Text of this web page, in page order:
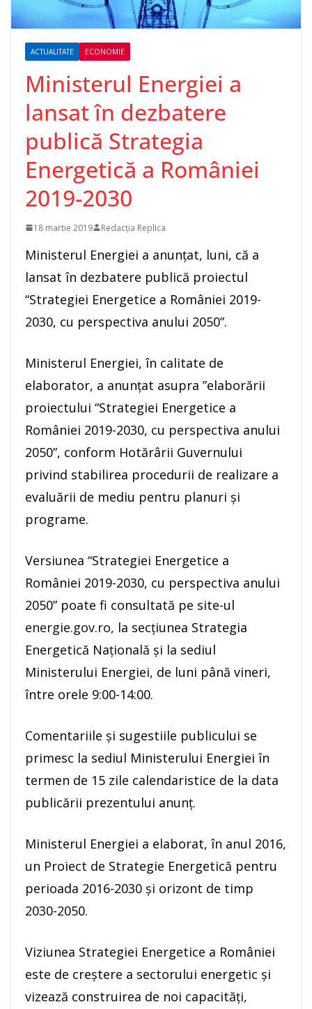
ACTUALITATE ECONOMIE
Ministerul Energiei a
lansat în dezbatere
publică Strategia
Energetică a României
2019-2030
18 martie 2019 Redacția Replica
Ministerul Energiei a anunţat, luni, că a
lansat în dezbatere publică proiectul
“Strategiei Energetice a României 2019-
2030, cu perspectiva anului 2050”.
Ministerul Energiei, în calitate de
elaborator, a anunţat asupra ”elaborării
proiectului “Strategiei Energetice a
României 2019-2030, cu perspectiva anului
2050”, conform Hotărârii Guvernului
privind stabilirea procedurii de realizare a
evaluării de mediu pentru planuri şi
programe.
Versiunea “Strategiei Energetice a
României 2019-2030, cu perspectiva anului
2050” poate fi consultată pe site-ul
energie.gov.ro, la secţiunea Strategia
Energetică Naţională şi la sediul
Ministerului Energiei, de luni până vineri,
între orele 9:00-14:00.
Comentariile şi sugestiile publicului se
primesc la sediul Ministerului Energiei în
termen de 15 zile calendaristice de la data
publicării prezentului anunţ.
Ministerul Energiei a elaborat, în anul 2016,
un Proiect de Strategie Energetică pentru
perioada 2016-2030 şi orizont de timp
2030-2050.
Viziunea Strategiei Energetice a României
este de creştere a sectorului energetic şi
vizează construirea de noi capacităţi,